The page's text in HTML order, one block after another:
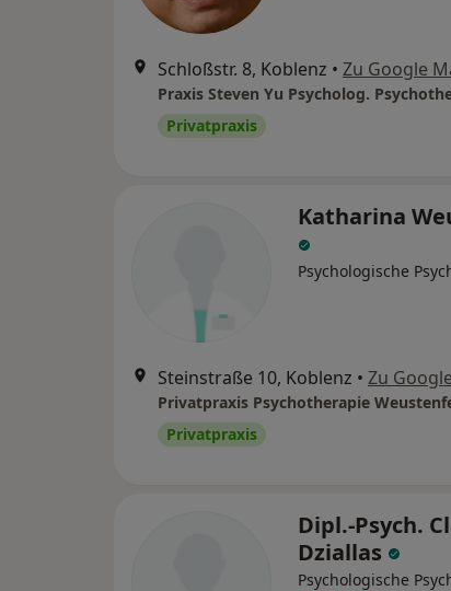
Schloßstr. 8, Koblenz • Zu Google
Praxis Steven Yu Psycholog.
Privatpraxis
Katharina
Psychologische
Steinstraße 10, Koblenz • Zu
Privatpraxis Psychotherapie
Privatpraxis
Dipl.-Psych.
Dziallas
Psychologische